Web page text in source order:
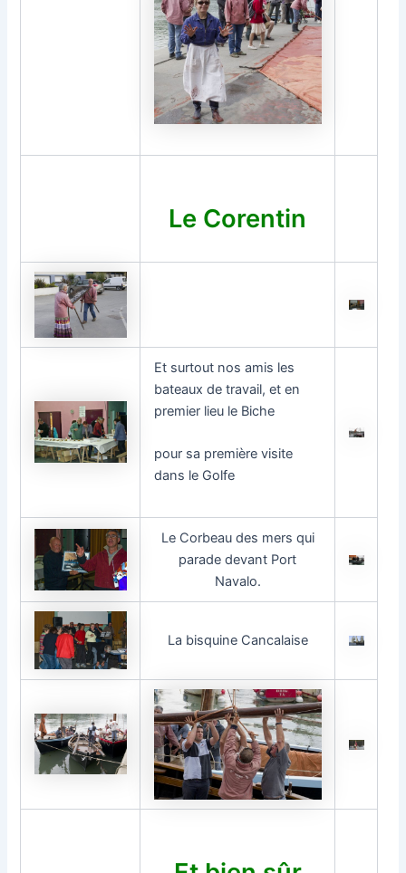
Le Corentin
Et surtout nos amis les
bateaux de travail, et en
premier lieu le Biche
pour sa première visite
dans le Golfe
Le Corbeau des mers qui
parade devant Port
Navalo.
La bisquine Cancalaise